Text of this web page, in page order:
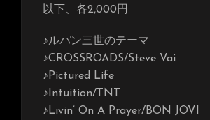
以下、各2,000円
♪ルパン三世のテーマ
♪CROSSROADS/Steve Vai
♪Pictured Life
♪Intuition/TNT
♪Livin’ On A Prayer/BON JOVI